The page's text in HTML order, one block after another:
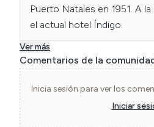
Puerto Natales en 1951. A
el actual hotel Índigo.
Ver más
Comentarios de la
Inicia sesión para ver los
Iniciar